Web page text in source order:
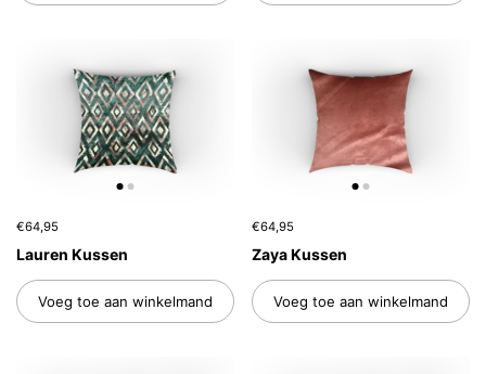
€64,95
Lauren Kussen
Voeg toe aan winkelmand
€64,95
Zaya Kussen
Voeg toe aan winkelmand